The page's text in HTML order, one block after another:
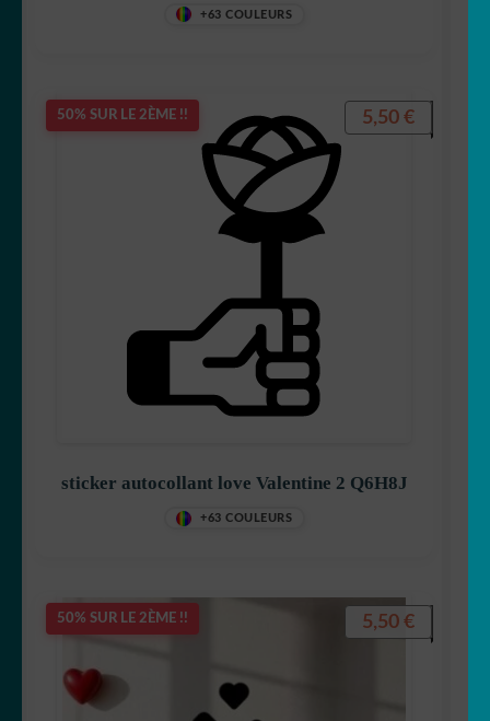
+63 COULEURS
50% SUR LE 2ÈME !!
sticker autocollant love Valentine 2 Q6H8J
+63 COULEURS
5,50 €
50% SUR LE 2ÈME !! 5,50 €